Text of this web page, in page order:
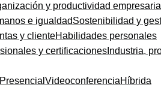
y productividad
e igualdadSostenibilidad y
y clienteHabilidades personales
y certificaciones Industria,
Presencial VideoconferenciaHíbrida